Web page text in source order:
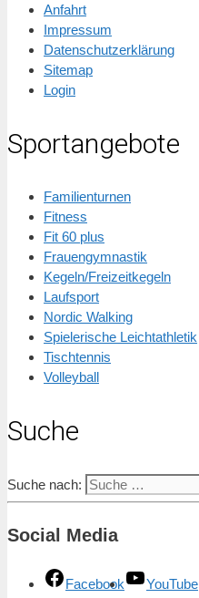
Anfahrt
Impressum
Datenschutzerklärung
Sitemap
Login
Sportangebote
Familienturnen
Fitness
Fit 60 plus
Frauengymnastik
Kegeln/Freizeitkegeln
Laufsport
Nordic Walking
Spielerische Leichtathletik
Tischtennis
Volleyball
Suche
Suche nach:
Social Media
Facebook YouTube